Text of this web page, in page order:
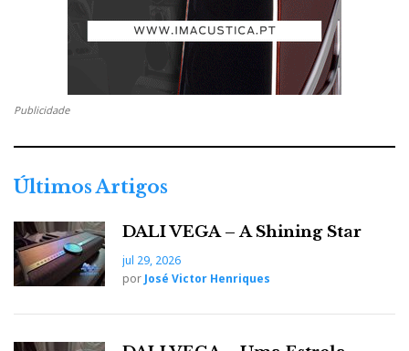
Publicidade
Últimos Artigos
DALI VEGA – A Shining Star
jul 29, 2026
porJosé Victor Henriques